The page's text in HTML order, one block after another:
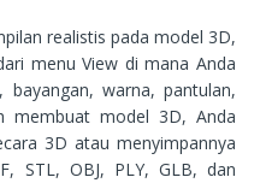
realistis pada model 3D,
menu View di mana Anda
bayangan, warna, pantulan,
membuat model 3D, Anda
3D atau menyimpannya
STL, OBJ, PLY, GLB, dan